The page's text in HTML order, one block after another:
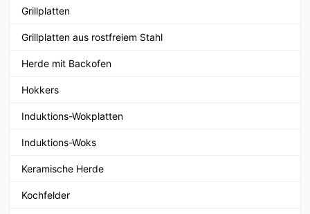
Grillplatten
Grillplatten aus rostfreiem Stahl
Herde mit Backofen
Hokkers
Induktions-Wokplatten
Induktions-Woks
Keramische Herde
Kochfelder